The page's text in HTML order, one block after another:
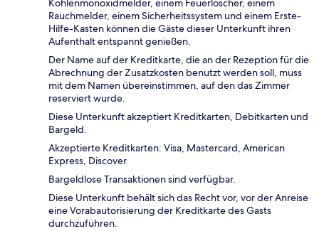
Kohlenmonoxidmelder, einem Feuerlöscher, einem
Rauchmelder, einem Sicherheitssystem und einem Erste-
Hilfe-Kasten können die Gäste dieser Unterkunft ihren
Aufenthalt entspannt genießen.
Der Name auf der Kreditkarte, die an der Rezeption für die
Abrechnung der Zusatzkosten benutzt werden soll, muss
mit dem Namen übereinstimmen, auf den das Zimmer
reserviert wurde.
Diese Unterkunft akzeptiert Kreditkarten, Debitkarten und
Bargeld.
Akzeptierte Kreditkarten: Visa, Mastercard, American
Express, Discover
Bargeldlose Transaktionen sind verfügbar.
Diese Unterkunft behält sich das Recht vor, vor der Anreise
eine Vorabautorisierung der Kreditkarte des Gasts
durchzuführen.